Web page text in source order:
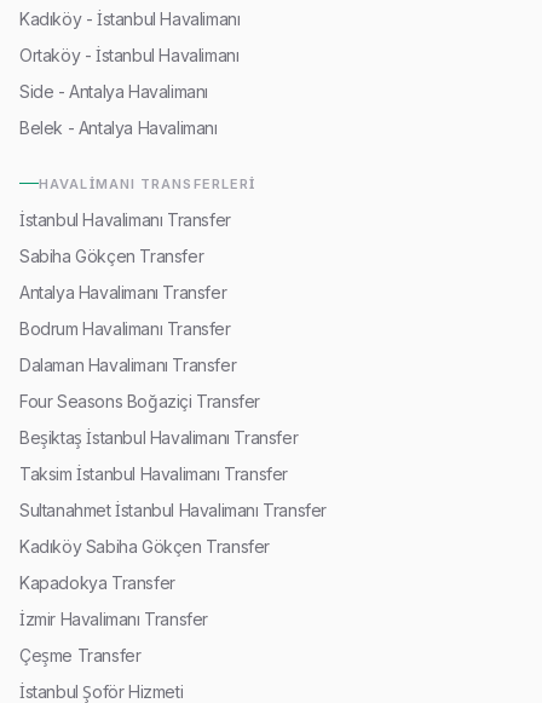
Kadıköy - İstanbul Havalimanı
Ortaköy - İstanbul Havalimanı
Side - Antalya Havalimanı
Belek - Antalya Havalimanı
HAVALIMANI TRANSFERLERI
İstanbul Havalimanı Transfer
Sabiha Gökçen Transfer
Antalya Havalimanı Transfer
Bodrum Havalimanı Transfer
Dalaman Havalimanı Transfer
Four Seasons Boğaziçi Transfer
Beşiktaş İstanbul Havalimanı Transfer
Taksim İstanbul Havalimanı Transfer
Sultanahmet İstanbul Havalimanı Transfer
Kadıköy Sabiha Gökçen Transfer
Kapadokya Transfer
İzmir Havalimanı Transfer
Çeşme Transfer
İstanbul Şoför Hizmeti